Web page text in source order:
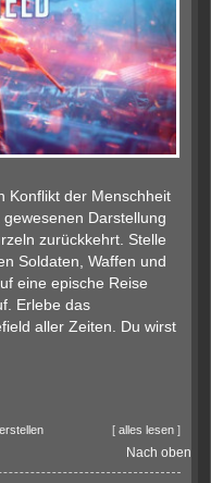
Konflikt der Menschheit
Darstellung
zurückkehrt. Stelle
Soldaten, Waffen und
eine epische Reise
Erlebe das
aller Zeiten. Du wirst
[ alles lesen ]
Nach oben